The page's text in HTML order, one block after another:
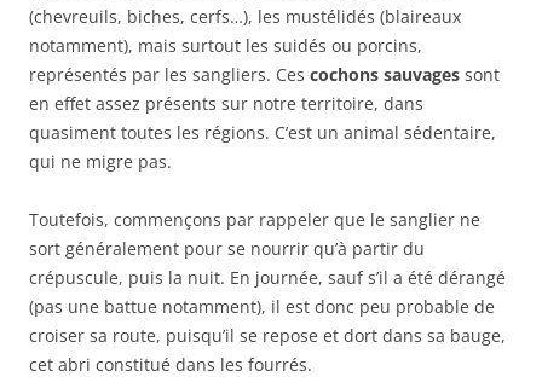
(chevreuils, biches, cerfs…), les mustélidés (blaireaux
notamment), mais surtout les suidés ou porcins,
représentés par les sangliers. Ces cochons sauvages sont
en effet assez présents sur notre territoire, dans
quasiment toutes les régions. C’est un animal sédentaire,
qui ne migre pas.
Toutefois, commençons par rappeler que le sanglier ne
sort généralement pour se nourrir qu’à partir du
crépuscule, puis la nuit. En journée, sauf s’il a été dérangé
(pas une battue notamment), il est donc peu probable de
croiser sa route, puisqu’il se repose et dort dans sa bauge,
cet abri constitué dans les fourrés.